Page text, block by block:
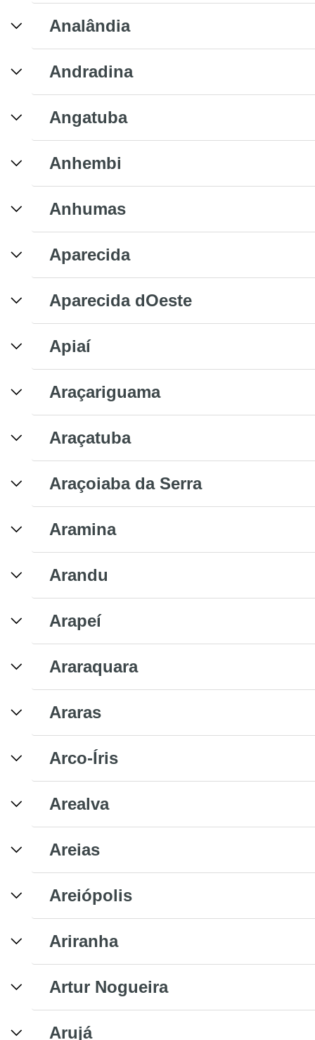
Analândia
Andradina
Angatuba
Anhembi
Anhumas
Aparecida
Aparecida dOeste
Apiaí
Araçariguama
Araçatuba
Araçoiaba da Serra
Aramina
Arandu
Arapeí
Araraquara
Araras
Arco-Íris
Arealva
Areias
Areiópolis
Ariranha
Artur Nogueira
Arujá